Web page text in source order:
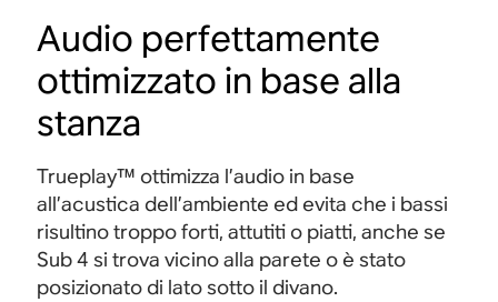
Audio perfettamente
ottimizzato in base alla
stanza
Trueplay™ ottimizza l’audio in base
all’acustica dell’ambiente ed evita che i bassi
risultino troppo forti, attutiti o piatti, anche se
Sub 4 si trova vicino alla parete o è stato
posizionato di lato sotto il divano.